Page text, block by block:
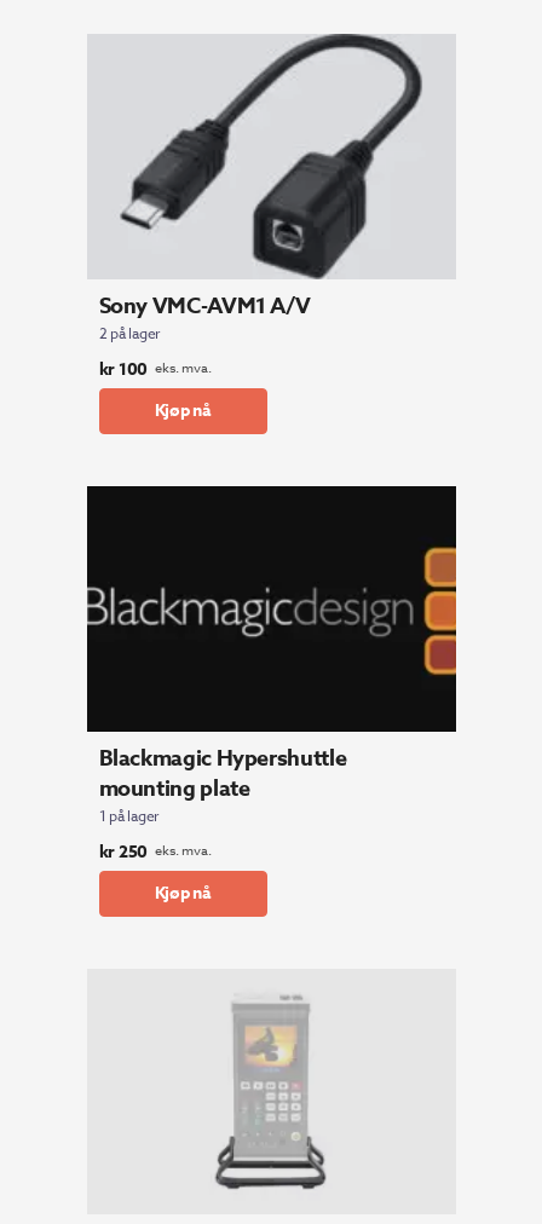
Sony VMC-AVM1 A/V
2 på lager
kr100 eks. mva.
Kjøp nå
Blackmagic Hypershuttle
mounting plate
1 på lager
kr250 eks. mva.
Kjøp nå